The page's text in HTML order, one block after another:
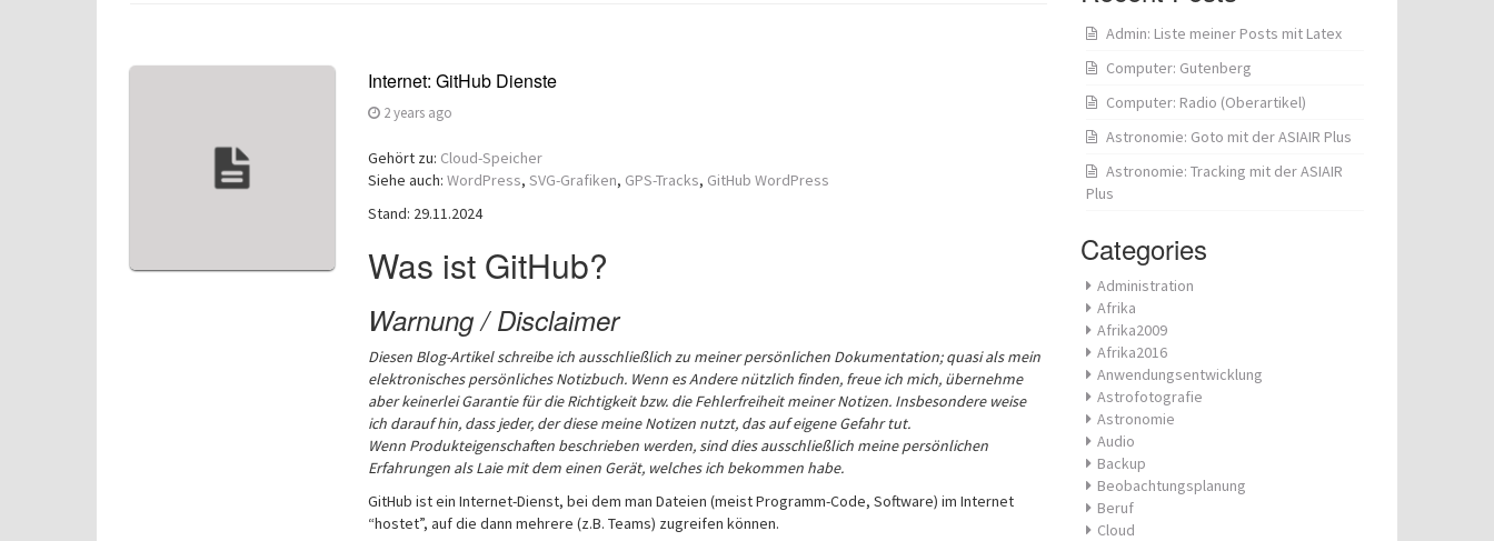
Internet: GitHub Dienste
2 years ago
Gehört zu: Cloud-Speicher
Siehe auch: WordPress, SVG-Grafiken, GPS-Tracks, GitHub WordPress
Stand: 29.11.2024
Was ist GitHub?
Warnung / Disclaimer
Diesen Blog-Artikel schreibe ich ausschließlich zu meiner persönlichen Dokumentation; quasi als mein
elektronisches persönliches Notizbuch. Wenn es Andere nützlich finden, freue ich mich, übernehme
aber keinerlei Garantie für die Richtigkeit bzw. die Fehlerfreiheit meiner Notizen. Insbesondere weise
ich darauf hin, dass jeder, der diese meine Notizen nutzt, das auf eigene Gefahr tut.
Wenn Produkteigenschaften beschrieben werden, sind dies ausschließlich meine persönlichen
Erfahrungen als Laie mit dem einen Gerät, welches ich bekommen habe.
GitHub ist ein Internet-Dienst, bei dem man Dateien (meist Programm-Code, Software) im Internet
“hostet”, auf die dann mehrere (z.B. Teams) zugreifen können.
Admin: Liste meiner Posts mit Latex
Computer: Gutenberg
Computer: Radio (Oberartikel)
Astronomie: Goto mit der ASIAIR Plus
Astronomie: Tracking mit der ASIAIR
Plus
Categories
Administration
Afrika
Afrika2009
Afrika2016
Anwendungsentwicklung
Astrofotografie
Astronomie
Audio
Backup
Beobachtungsplanung
Beruf
Cloud